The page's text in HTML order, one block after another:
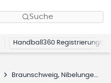
Suche
Handball360 Registrierung
Braunschweig, Nibelungen-Schule